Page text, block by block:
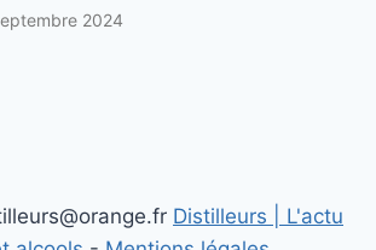
2024
Distilleurs | L'actu